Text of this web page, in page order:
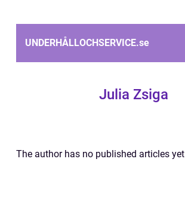
UNDERHÅLLOCHSERVICE.se
Julia Zsiga
The author has no published articles yet